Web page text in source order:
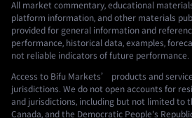
All market commentary, educational
platform information, and other materials
provided for general information and
performance, historical data, examples,
not reliable indicators of future performance.
Access to Bifu Markets’ products and
jurisdictions. We do not open accounts for
and jurisdictions, including but not limited to
Canada, and the Democratic People's